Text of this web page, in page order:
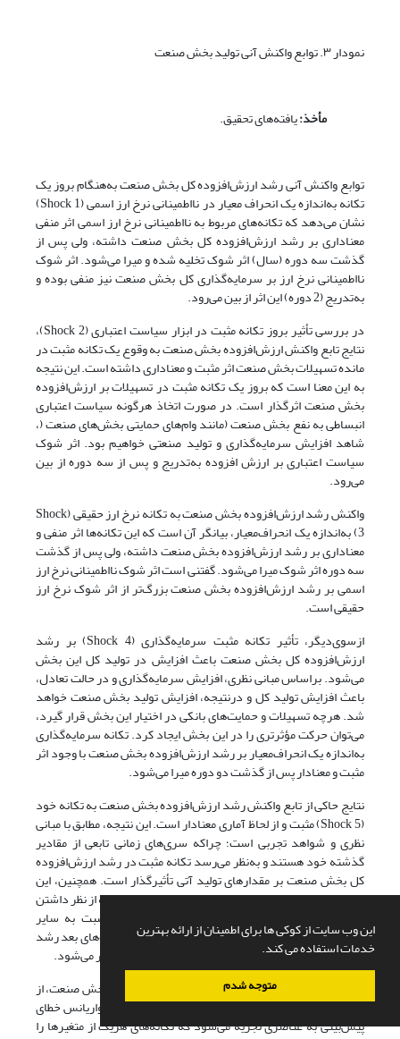
این وب سایت از کوکی ها برای اطمینان از ارائه بهترین
خدمات استفاده می کند.
متوجه شدم
نمودار ۳. توابع واکنش آنی تولید بخش صنعت
مأخذ:یافته‌های تحقیق.
توابع واکنش آنی رشد ارزش‌افزوده کل بخش صنعت به‌هنگام بروز یک
تکانه به‌اندازه یک انحراف‌ معیار در نااطمینانی نرخ ارز اسمی (Shock 1)
نشان ‌می‌دهد که تکانه‌های مربوط به نااطمینانی نرخ ارز اسمی اثر منفی
معناداری بر رشد ارزش‌افزوده کل بخش صنعت داشته، ولی پس از
گذشت سه دوره (سال) اثر شوک تخلیه شده و میرا می‌شود. اثر شوک
نااطمینانی نرخ ارز بر سرمایه‌گذاری کل بخش صنعت نیز منفی بوده و
به‌تدریج (2 دوره) این اثر از بین می‌رود.
در بررسی تأثیر بروز تکانه مثبت در ابزار سیاست اعتباری (Shock 2)،
نتایج تابع واکنش ارزش‌افزوده بخش صنعت به وقوع یک تکانه مثبت در
مانده تسهیلات بخش صنعت اثر مثبت و معناداری داشته است. این نتیجه
به این معنا است که بروز یک تکانه مثبت در تسهیلات بر ارزش‌افزوده
بخش صنعت اثرگذار است. در صورت اتخاذ هرگونه سیاست اعتباری
انبساطی به نفع بخش صنعت (مانند وام‌های حمایتی بخش‌های صنعت (،
شاهد افزایش سرمایه‌گذاری و تولید صنعتی خواهیم بود. اثر شوک
سیاست اعتباری بر ارزش افزوده به‌تدریج و پس از سه دوره از بین
می‌رود.
واکنش رشد ارزش‌افزوده بخش صنعت به تکانه نرخ ارز حقیقی (Shock
3) به‌اندازه یک انحراف‌معیار، بیانگر آن است که این تکانه‌ها اثر منفی و
معناداری بر رشد ارزش‌افزوده بخش صنعت داشته، ولی پس از گذشت
سه دوره اثر شوک میرا می‌شود. گفتنی است اثر شوک نااطمینانی نرخ ارز
اسمی بر رشد ارزش‌افزوده بخش صنعت بزرگ‌تر از اثر شوک نرخ ارز
حقیقی است.
ازسوی‌دیگر، تأثیر تکانه مثبت سرمایه‌گذاری (Shock 4) بر رشد
ارزش‌افزوده کل بخش صنعت باعث افزایش در تولید کل این بخش
می‌‌شود. براساس مبانی نظری، افزایش سرمایه‌گذاری و در حالت تعادل،
باعث افزایش تولید کل و درنتیجه، افزایش تولید بخش صنعت خواهد
شد. هرچه تسهیلات و حمایت‌های بانکی در اختیار این بخش قرار گیرد،
می‌توان حرکت مؤثرتری را در این بخش ایجاد کرد. تکانه سرمایه‌گذاری
به‌اندازه یک انحراف‌معیار بر رشد ارزش‌افزوده بخش صنعت با وجود اثر
مثبت و معنادار پس از گذشت دو دوره میرا می‌شود.
نتایج حاکی از تابع واکنش رشد ارزش‌افزوده بخش صنعت به تکانه خود
(Shock 5) مثبت و از لحاظ آماری معنادار است. این نتیجه، مطابق با مبانی
نظری و شواهد تجربی است؛ چراکه سری‌های زمانی تابعی از مقادیر
گذشته خود هستند و به‌نظر می‌رسد تکانه مثبت در رشد ارزش‌افزوده
کل بخش صنعت بر مقدارهای تولید آتی تأثیرگذار است. همچنین، این
نتیجه با مقایسه نمودارها قابل استخراج است که این تکانه از نظر داشتن
بیشترین تأثیرگذاری، برای تأمین اهداف کوتاه‌مدت نسبت به سایر
تکانه‌ها مزیت دارد. درواقع بهبود رشد اقتصادی در دوره‌های بعد رشد
اقتصادی بیشتری را از طریق افزایش ظرفیت‌های تولید منجر می‌شود.
برای تعیین سهم هریک از شوک‌ها بر رشد ارزش‌افزوده بخش صنعت، از
تجزیه واریانس ساختاری استفاده می‌شود. در این روش، واریانس خطای
پیش‌بینی به عناصری تجزیه می‌‌شود که تکانه‌های هریک از متغیرها را